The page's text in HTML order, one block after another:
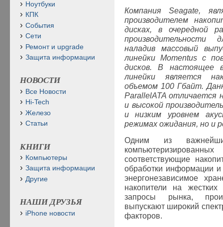
КомпанияSeagate,
производителем
дисках, в очередной
производительности
наладив массовый
линейки Momentusс
дисков. В настоящее
линейки является
объемом 100 Гбайт.
ParallelATAотличается
и высокой
и низким уровнем
режимах ожидания, но и
Одним из
соответствующие
обработки информации
энергонезависимое
накопители на
запросы рынка,
выпускают широкий
факторов.
Ноутбуки
КПК
События
Сети
Ремонт и upgrade
Защита информации
НОВОСТИ
Все Новости
Hi-Tech
Железо
Статьи
КНИГИ
Компьютеры
Защита информации
Другие
НАШИ ДРУЗЬЯ
iPhone новости